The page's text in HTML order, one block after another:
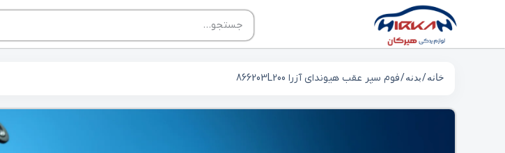
خانه/بدنه/ فوم سپر عقب هیوندای آزرا 866203L200